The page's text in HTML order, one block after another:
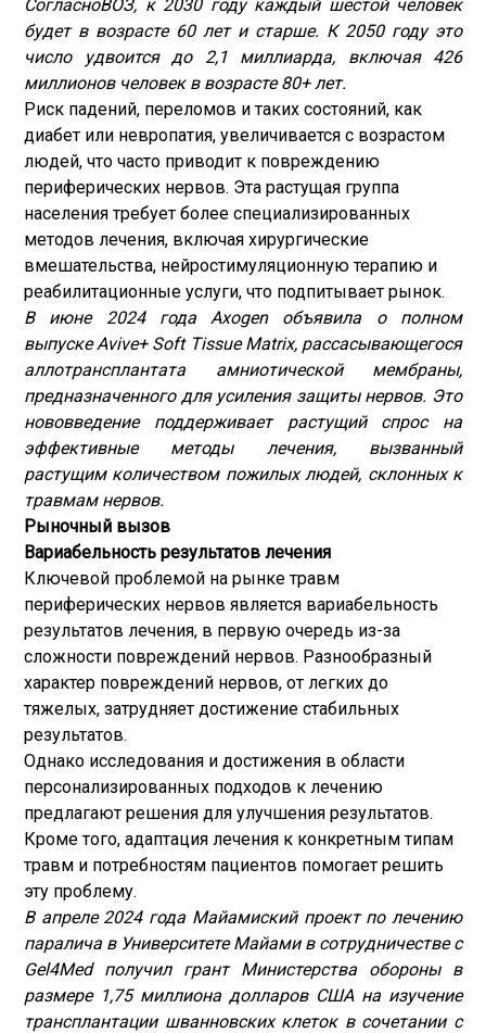
СогласноВОЗ, к 2030 году каждый шестой человек
будет в возрасте 60 лет и старше. К 2050 году это
число удвоится до 2,1 миллиарда, включая 426
миллионов человек в возрасте 80+ лет.
Риск падений, переломов и таких состояний, как
диабет или невропатия, увеличивается с возрастом
людей, что часто приводит к повреждению
периферических нервов. Эта растущая группа
населения требует более специализированных
методов лечения, включая хирургические
вмешательства, нейростимуляционную терапию и
реабилитационные услуги, что подпитывает рынок.
В июне 2024 года Axogen объявила о полном
выпуске Avive+ Soft Tissue Matrix, рассасывающегося
аллотрансплантата амниотической мембраны,
предназначенного для усиления защиты нервов. Это
нововведение поддерживает растущий спрос на
эффективные методы лечения, вызванный
растущим количеством пожилых людей, склонных к
травмам нервов.
Рыночный вызов
Вариабельность результатов лечения
Ключевой проблемой на рынке травм
периферических нервов является вариабельность
результатов лечения, в первую очередь из-за
сложности повреждений нервов. Разнообразный
характер повреждений нервов, от легких до
тяжелых, затрудняет достижение стабильных
результатов.
Однако исследования и достижения в области
персонализированных подходов к лечению
предлагают решения для улучшения результатов.
Кроме того, адаптация лечения к конкретным типам
травм и потребностям пациентов помогает решить
эту проблему.
В апреле 2024 года Майамиский проект по лечению
паралича в Университете Майами в сотрудничестве с
Gel4Med получил грант Министерства обороны в
размере 1,75 миллиона долларов США на изучение
трансплантации шванновских клеток в сочетании с